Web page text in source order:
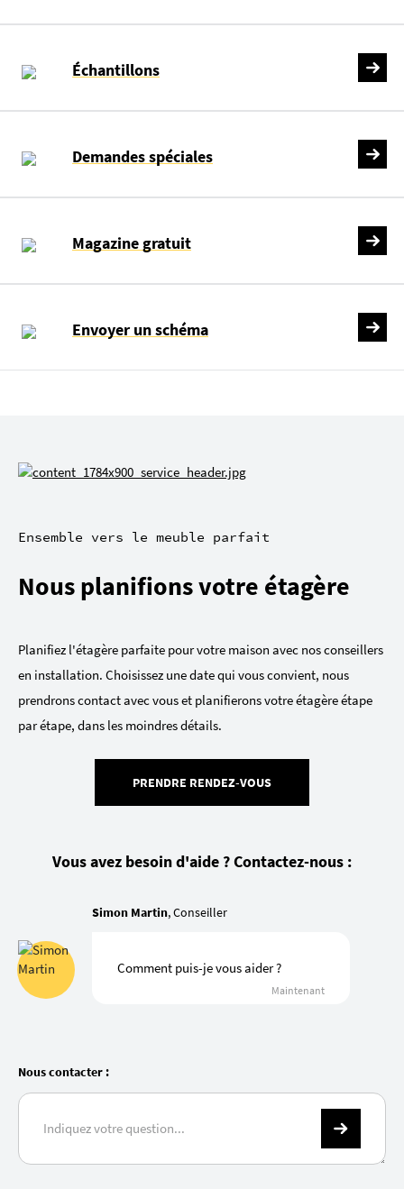
Échantillons
Demandes spéciales
Magazine gratuit
Envoyer un schéma
Ensemble vers le meuble parfait
Nous planifions votre étagère
Planifiez l'étagère parfaite pour votre maison avec nos conseillers
en installation. Choisissez une date qui vous convient, nous
prendrons contact avec vous et planifierons votre étagère étape
par étape, dans les moindres détails.
PRENDRE RENDEZ-VOUS
Vous avez besoin d'aide ? Contactez-nous :
Simon Martin, Conseiller
Comment puis-je vous aider ?
Maintenant
Nous contacter :